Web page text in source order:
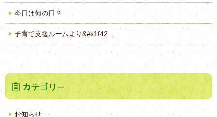
今日は何の日？
子育て支援ルームより&#x1f42...
お知らせ